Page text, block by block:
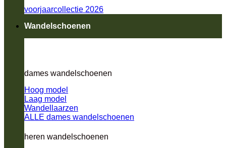
voorjaarcollectie 2026
Wandelschoenen
dames wandelschoenen
Hoog model
Laag model
Wandellaarzen
ALLE dames wandelschoenen
heren wandelschoenen